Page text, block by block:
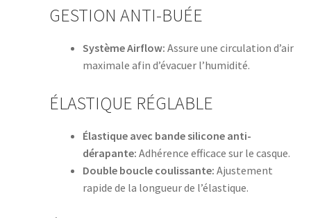
GESTION ANTI-BUÉE
Système Airflow: Assure une circulation d’air
maximale afin d’évacuer l’humidité.
ÉLASTIQUE RÉGLABLE
Élastique avec bande silicone anti-
dérapante: Adhérence efficace sur le casque.
Double boucle coulissante: Ajustement
rapide de la longueur de l’élastique.